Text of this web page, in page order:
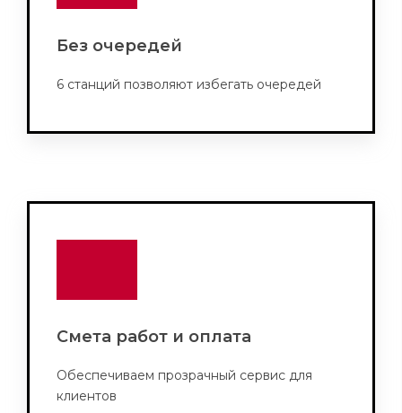
Без очередей
6 станций позволяют избегать очередей
Смета работ и оплата
Обеспечиваем прозрачный сервис для
клиентов